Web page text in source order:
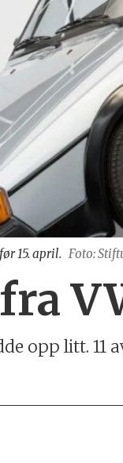
15. april. Foto:
opp litt. 11